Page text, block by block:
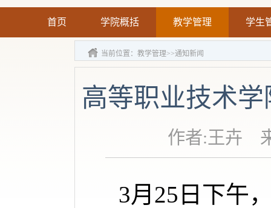
首页 学院概括 教学管理 学生
当前位置： 教学管理>>通知新闻
高等职业技术
作者:王卉
3月 25 日下午